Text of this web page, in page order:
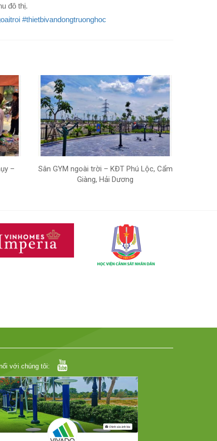
đô thị.
#thietbivandongtruonghoc
–
Sân GYM ngoài trời – KĐT Phú Lộc, Cẩm
Giàng, Hải Dương
với chúng tôi: